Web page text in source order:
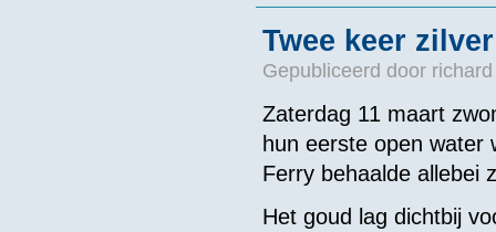
Twee keer
Gepubliceerd door
Zaterdag 11 maart
hun eerste open water
Ferry behaalde allebei
Het goud lag dichtbij